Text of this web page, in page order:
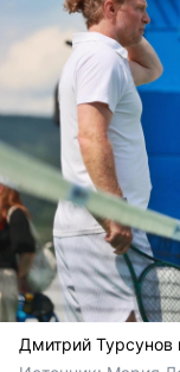
Дмитрий Турсунов